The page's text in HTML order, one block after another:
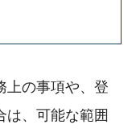
上の事項や、登
は、可能な範囲